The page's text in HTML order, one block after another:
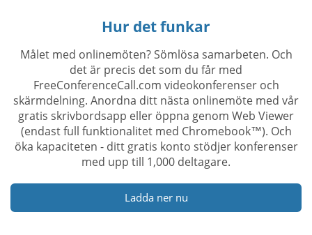
Hur det funkar
Målet med onlinemöten? Sömlösa samarbeten. Och
det är precis det som du får med
FreeConferenceCall.com videokonferenser och
skärmdelning. Anordna ditt nästa onlinemöte med vår
gratis skrivbordsapp eller öppna genom Web Viewer
(endast full funktionalitet med Chromebook™). Och
öka kapaciteten - ditt gratis konto stödjer konferenser
med upp till 1,000 deltagare.
Ladda ner nu